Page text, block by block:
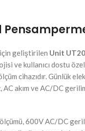
için geliştirilen Unit
ve kullanıcı dostu
cihazıdır. Günlük
akım ve AC/DC
600V AC/DC